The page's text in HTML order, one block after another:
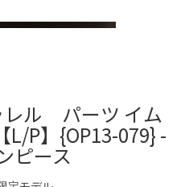
ル パーツ イム
P】{OP13-079} -
ピース